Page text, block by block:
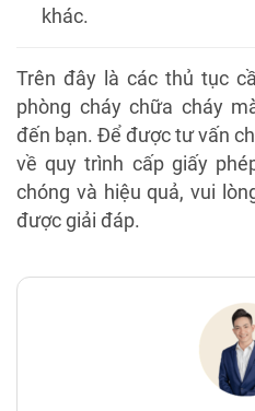
khác.
Trên đây là các thủ tục
phòng cháy chữa cháy
đến bạn. Để được tư vấn
về quy trình cấp giấy
chóng và hiệu quả, vui
được giải đáp.